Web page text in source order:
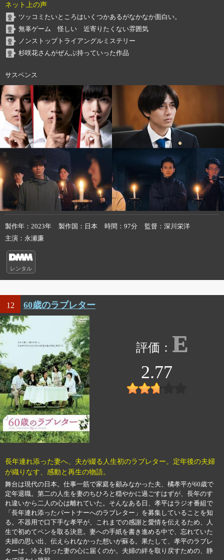
ネット上の声
ツッコミたいところはいくつかあるがなかなか面白い。
無辜ゲーム 怪しい 近寄りたくない雰囲気
ノンストップトライアングルミステリー
杉咲花さんがぜんぶ持っていった作品
サスペンス
製作年 2023年 製作国 日本 時間 97分 監督
深川栄洋
主演
永瀬廉
レンタル
12 60歳のラブレター
E
2.77
長年連れ添った妻へ、夫が綴る人生初のラブレター。定年後の夫婦
が織りなす、感動と再生の物語。
舞台は現代の日本。仕事一筋で家庭を顧みなかった夫、橘孝平が60歳で
定年退職。第二の人生を妻のちひろと穏やかに過ごすはずが、長年のす
れ違いから二人の心は離れていた。そんなある日、孝平はラジオ番組で
「長年連れ添ったパートナーへのラブレター」を募集していることを知
る。不器用で口下手な孝平が、これまでの感謝と愛情を伝えるため、人
生で初めてペンを取る決意。妻への手紙を書き進める中で、忘れていた
夫婦の思い出、伝えられなかった想いが蘇る。果たして、孝平のラブレ
ターは、冷え切った妻の心に届くのか。夫婦の絆を取り戻すための、静